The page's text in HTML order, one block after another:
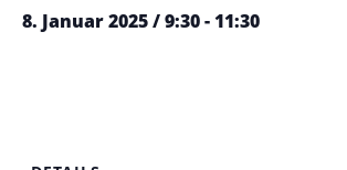
8. Januar 2025 / 9:30-11:30